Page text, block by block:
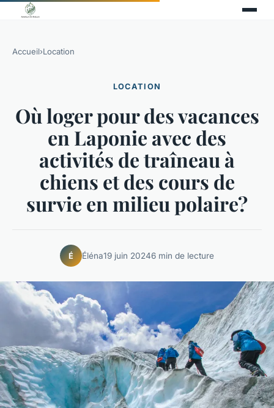
Accueil›Location
LOCATION
Où loger pour des vacances
en Laponie avec des
activités de traîneau à
chiens et des cours de
survie en milieu polaire?
É Éléna19 juin 20246 min de lecture